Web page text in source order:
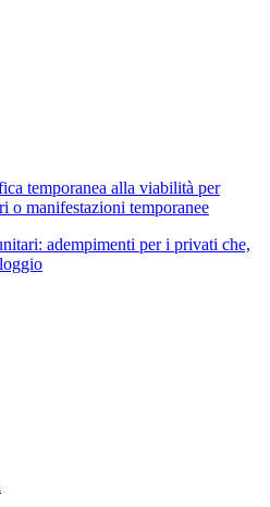
temporanea alla viabilità per
o manifestazioni temporanee
adempimenti per i privati che,